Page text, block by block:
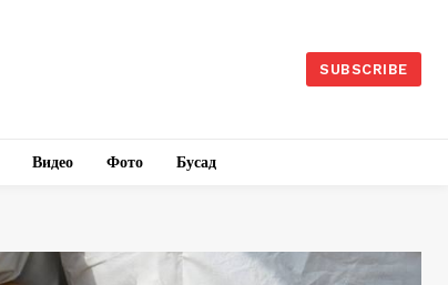
SUBSCRIBE
Видео Фото Бусад